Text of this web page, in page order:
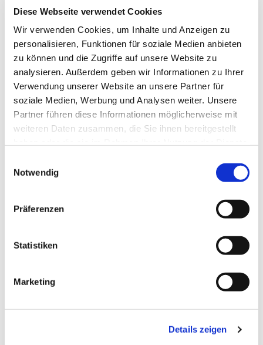
Diese Webseite verwendet Cookies
Wir verwenden Cookies, um Inhalte und Anzeigen zu
personalisieren, Funktionen für soziale Medien anbieten
zu können und die Zugriffe auf unsere Website zu
analysieren. Außerdem geben wir Informationen zu Ihrer
Verwendung unserer Website an unsere Partner für
soziale Medien, Werbung und Analysen weiter. Unsere
Partner führen diese Informationen möglicherweise mit
weiteren Daten zusammen, die Sie ihnen bereitgestellt
Notwendig
Präferenzen
Statistiken
Marketing
Details zeigen